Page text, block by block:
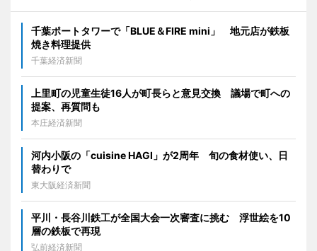
千葉ポートタワーで「BLUE＆FIRE mini」 地元店が鉄板
焼き料理提供
千葉経済新聞
上里町の児童生徒16人が町長らと意見交換 議場で町への
提案、再質問も
本庄経済新聞
河内小阪の「cuisine HAGI」が2周年 旬の食材使い、日
替わりで
東大阪経済新聞
平川・長谷川鉄工が全国大会一次審査に挑む 浮世絵を10
層の鉄板で再現
弘前経済新聞